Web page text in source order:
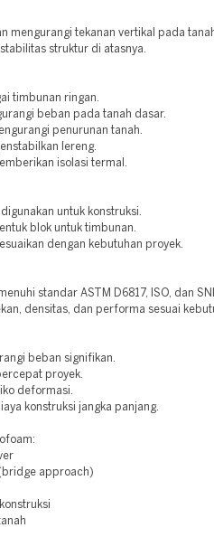
mengurangi tekanan vertikal pada
struktur di atasnya.
timbunan ringan.
beban pada tanah dasar.
penurunan tanah.
lereng.
isolasi termal.
digunakan untuk konstruksi.
blok untuk timbunan.
dengan kebutuhan proyek.
standar ASTM D6817, ISO, dan
densitas, dan performa sesuai
beban signifikan.
proyek.
deformasi.
konstruksi jangka panjang.
approach)